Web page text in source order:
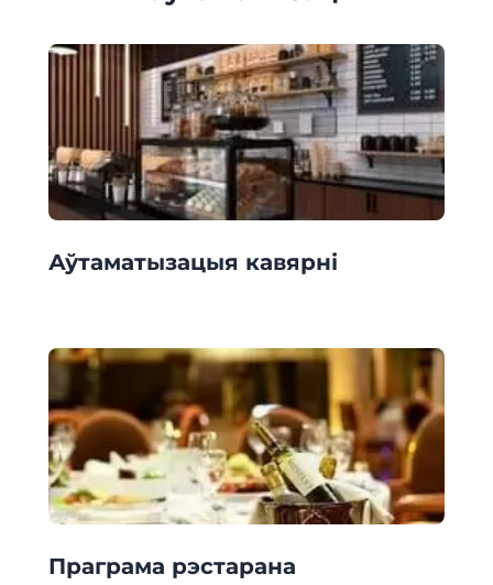
Аўтаматызацыя кавярні
Праграма рэстарана